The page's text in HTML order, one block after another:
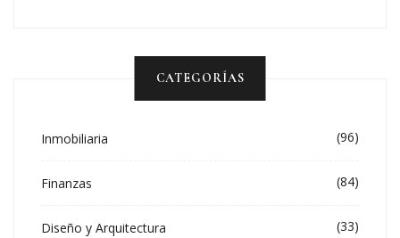
CATEGORÍAS
Inmobiliaria (96)
Finanzas (84)
Diseño y Arquitectura (33)